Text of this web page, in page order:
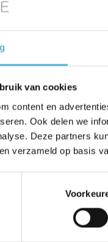
van cookies
content en
Ook delen we
Deze partners
verzameld op basis